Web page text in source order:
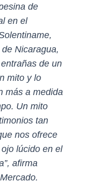
de
en el
Nicaragua,
de un
mito y lo
más a medida
Un mito
tan
nos ofrece
lúcido en el
afirma